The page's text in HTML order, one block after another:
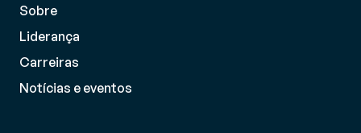
Sobre
Liderança
Carreiras
Notícias e eventos